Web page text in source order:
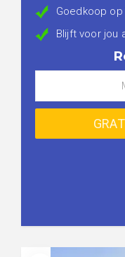
Goedkoop op
Blijft voor jou